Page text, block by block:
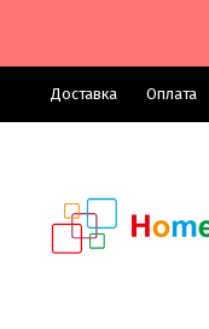
Доставка Оплата